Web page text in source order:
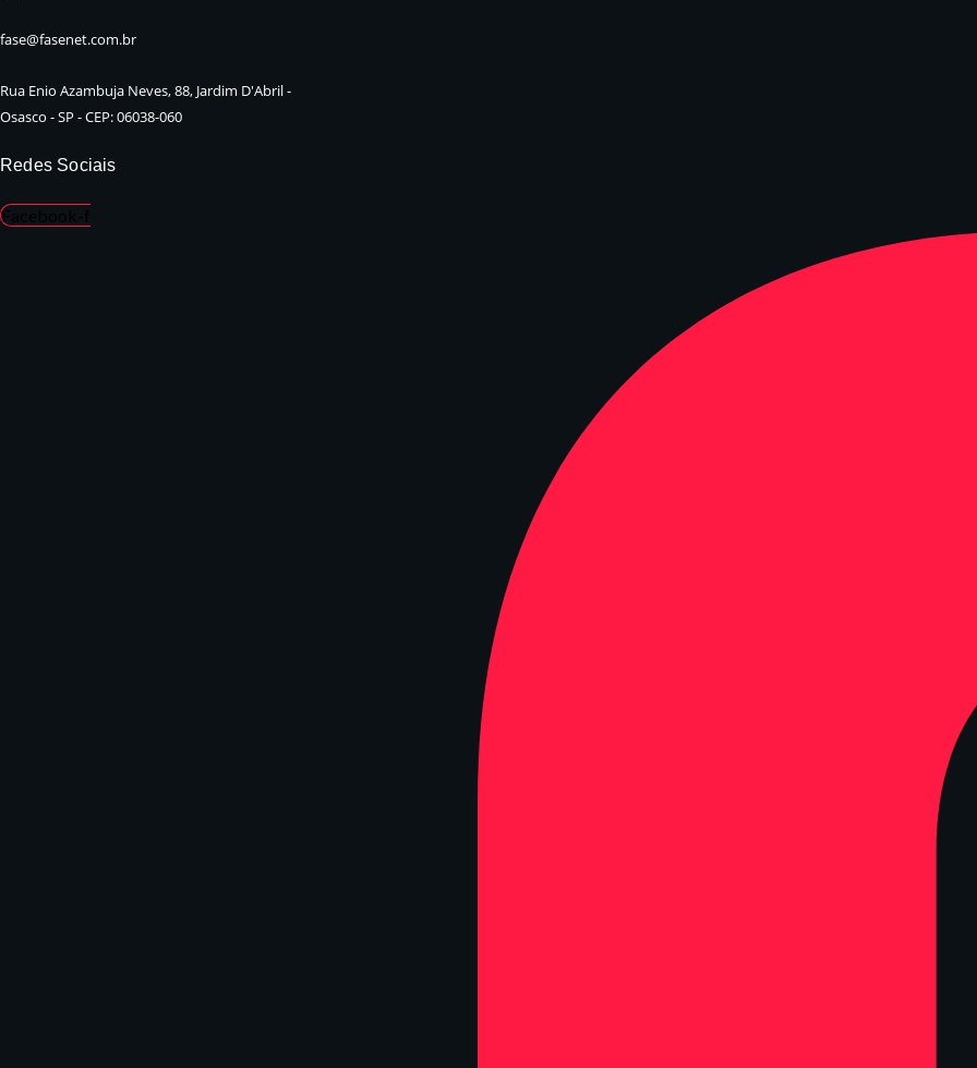
fase@fasenet.com.br
Rua Enio Azambuja Neves, 88, Jardim D'Abril -
Osasco - SP - CEP: 06038-060
Redes Sociais
Facebook-f